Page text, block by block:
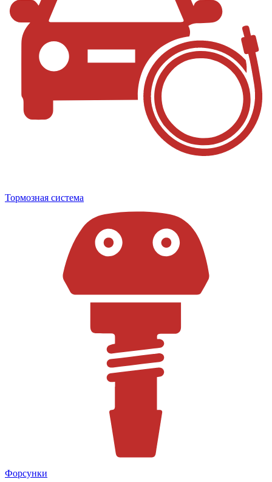
Тормозная система
Форсунки